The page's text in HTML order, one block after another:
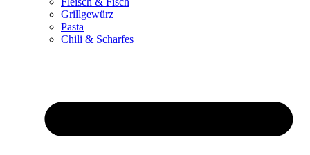
Grillgewürz
Pasta
Chili & Scharfes